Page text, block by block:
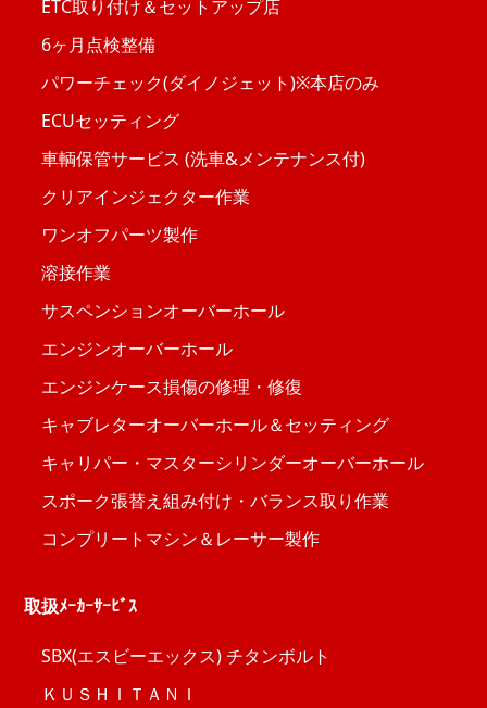
ETC取り付け＆セットアップ店
6ヶ月点検整備
パワーチェック(ダイノジェット)※本店のみ
ECUセッティング
車輌保管サービス (洗車&メンテナンス付)
クリアインジェクター作業
ワンオフパーツ製作
溶接作業
サスペンションオーバーホール
エンジンオーバーホール
エンジンケース損傷の修理・修復
キャブレターオーバーホール＆セッティング
キャリパー・マスターシリンダーオーバーホール
スポーク張替え組み付け・バランス取り作業
コンプリートマシン＆レーサー製作
取扱ﾒｰｶｰｻｰﾋﾞｽ
SBX(エスビーエックス) チタンボルト
ＫＵＳＨＩＴＡＮＩ